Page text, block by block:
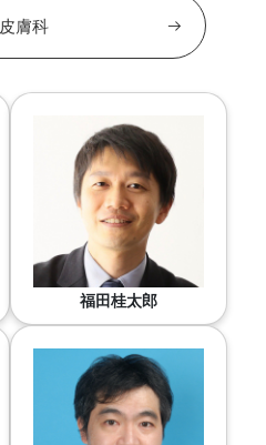
皮膚科
福田桂太郎